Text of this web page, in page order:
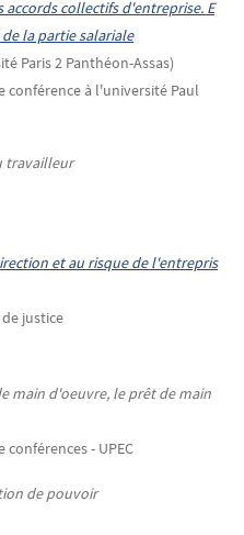
collectifs d'entreprise. E
la partie salariale
Paris 2 Panthéon-Assas)
à l'université Paul
travailleur
et au risque de l'entrepris
justice
main d'oeuvre, le prêt de main
- UPEC
de pouvoir